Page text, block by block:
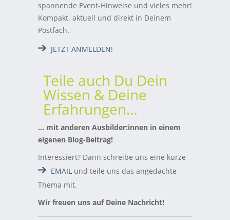
spannende Event-Hinweise und vieles mehr!
Kompakt, aktuell und direkt in Deinem
Postfach.
JETZT ANMELDEN!
Teile auch Du Dein
Wissen & Deine
Erfahrungen…
… mit anderen Ausbilder:innen in einem
eigenen Blog-Beitrag!
Interessiert? Dann schreibe uns eine kurze
EMAIL und teile uns das angedachte
Thema mit.
Wir freuen uns auf Deine Nachricht!